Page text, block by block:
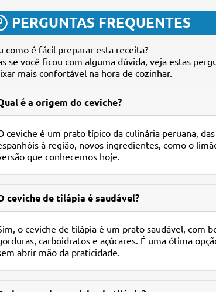
PERGUNTAS FREQUENTES
como é fácil preparar esta receita?
se você ficou com alguma dúvida, veja estas
mais confortável na hora de cozinhar.
é a origem do ceviche?
ceviche é um prato típico da culinária peruana,
à região, novos ingredientes, como o
que conhecemos hoje.
ceviche de tilápia é saudável?
o ceviche de tilápia é um prato saudável, com
carboidratos e açúcares. É uma ótima
abrir mão da praticidade.